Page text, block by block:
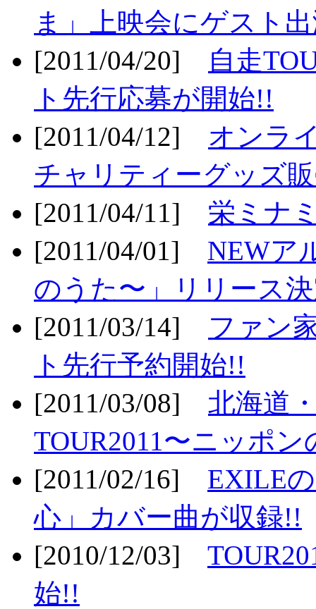
ま」上映会にゲスト
[2011/04/20]
自走
ト先行応募が開始!!
[2011/04/12] オンラ
チャリティーグッズ
[2011/04/11] 栄ミナ
[2011/04/01] NEWア
のうた〜」リリース
[2011/03/14] ファン
ト先行予約開始!!
[2011/03/08] 北海道
TOUR2011〜ニッポ
[2011/02/16] EXILE
心」カバー曲が収録!!
[2010/12/03]
始!!